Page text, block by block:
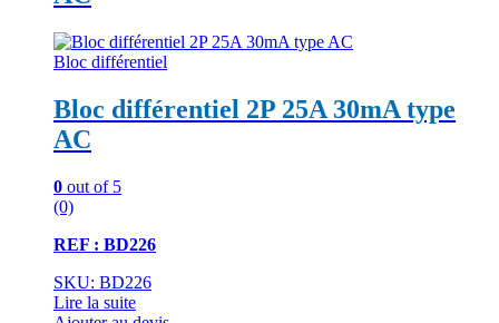
Bloc différentiel
Bloc différentiel 2P 25A 30mA type
AC
0 out of 5
(0)
REF : BD226
SKU: BD226
Lire la suite